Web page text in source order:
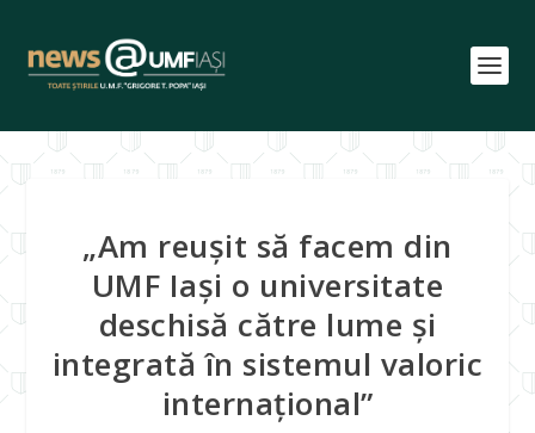
„Am reușit să facem din
UMF Iași o universitate
deschisă către lume și
integrată în sistemul valoric
internațional”